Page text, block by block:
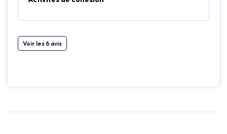
Voir les 6 avis